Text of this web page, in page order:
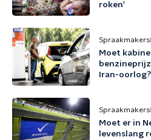
roken'
Spraakmakers
Moet
Iran-
Spraakmakers
Moet er in
levenslang